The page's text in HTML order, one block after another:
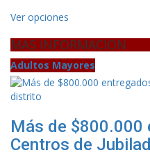
Ver opciones
MAS INFORMACION
Adultos Mayores
Más de $800.000
Centros de